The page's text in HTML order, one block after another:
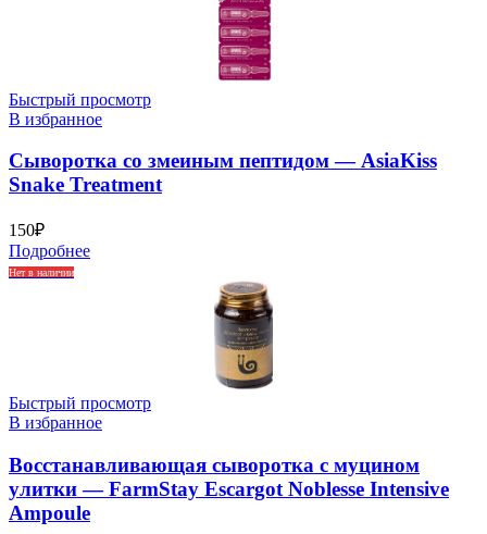
Быстрый просмотр
В избранное
Сыворотка со змеиным пептидом — AsiaKiss
Snake Treatment
150₽
Подробнее
Нет в наличии
Быстрый просмотр
В избранное
Восстанавливающая сыворотка с муцином
улитки — FarmStay Escargot Noblesse Intensive
Ampoule